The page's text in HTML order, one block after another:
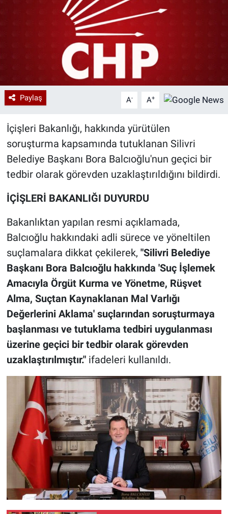
Paylaş A- A+
İçişleri Bakanlığı, hakkında yürütülen
soruşturma kapsamında tutuklanan Silivri
Belediye Başkanı Bora Balcıoğlu'nun geçici bir
tedbir olarak görevden uzaklaştırıldığını bildirdi.
İÇİŞLERİ BAKANLIĞI DUYURDU
Bakanlıktan yapılan resmi açıklamada,
Balcıoğlu hakkındaki adli sürece ve yöneltilen
suçlamalara dikkat çekilerek, "Silivri Belediye
Başkanı Bora Balcıoğlu hakkında 'Suç İşlemek
Amacıyla Örgüt Kurma ve Yönetme, Rüşvet
Alma, Suçtan Kaynaklanan Mal Varlığı
Değerlerini Aklama' suçlarından soruşturmaya
başlanması ve tutuklama tedbiri uygulanması
üzerine geçici bir tedbir olarak görevden
uzaklaştırılmıştır." ifadeleri kullanıldı.
Erişim Bilgileri
Teknoloji
Ramazan